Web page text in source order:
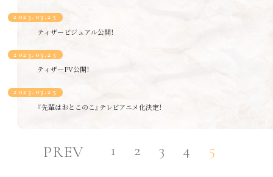
Introduction
Character
2023.03.25
ティザービジュアル公開！
2023.03.25
ティザーPV公開！
2023.03.25
『先輩はおとこのこ』テレビアニメ化決定！
PREV 1 2 3 4 5